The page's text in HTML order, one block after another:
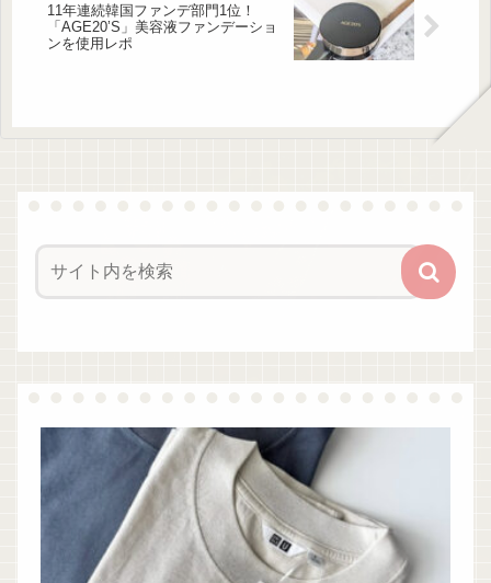
11年連続韓国ファンデ部門1位！
「AGE20’S」美容液ファンデーショ
ンを使用レポ